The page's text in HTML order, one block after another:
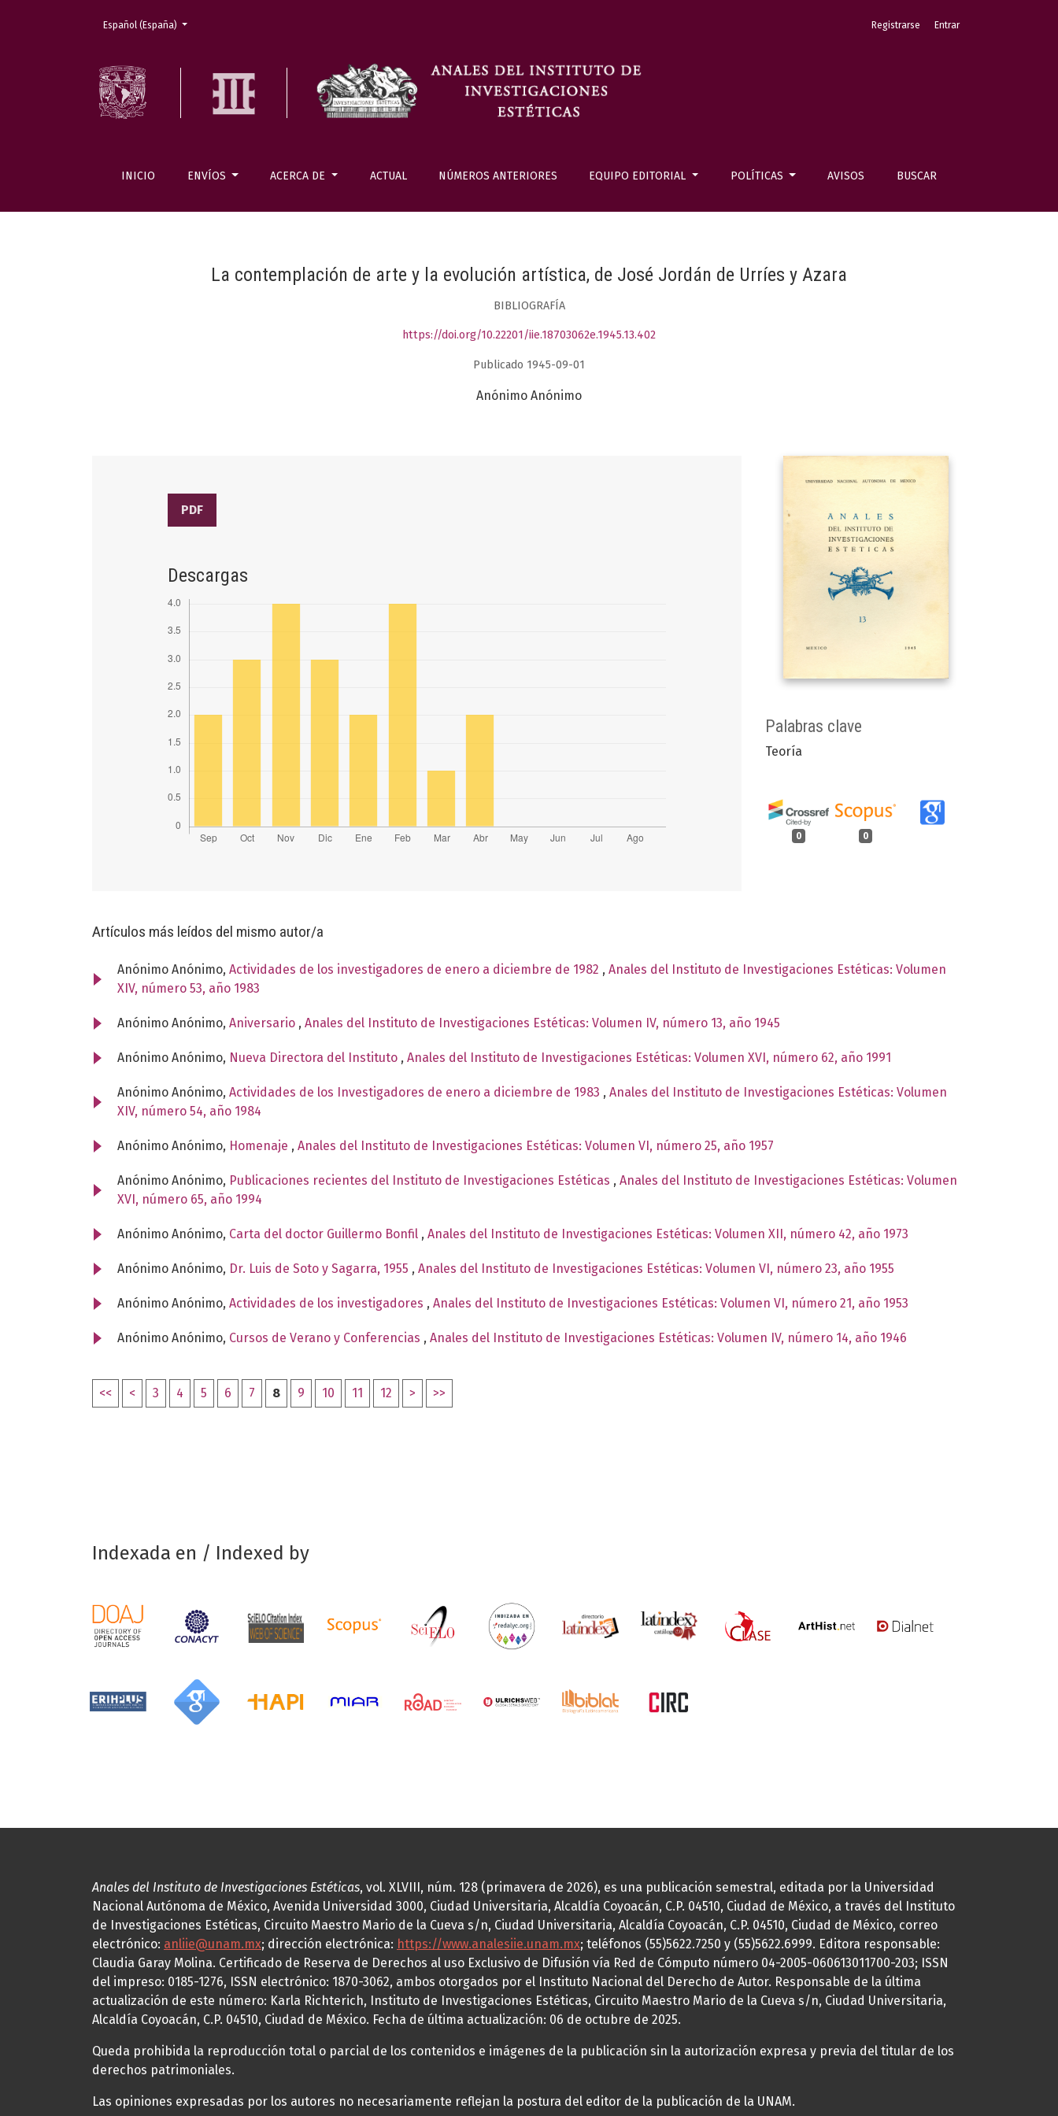
INICIO ENVÍOS ACERCA DE ACTUAL NÚMEROS ANTERIORES EQUIPO EDITORIAL POLÍTICAS AVISOS BUSCAR
Registrarse Entrar
Cambiar el idioma. El actual es:
Español (España)
La contemplación de arte y la evolución artística, de José Jordán de Urríes y Azara
BIBLIOGRAFÍA
https://doi.org/10.22201/iie.18703062e.1945.13.402
Publicado 1945-09-01
Anónimo Anónimo
Palabras clave
Teoría
0 0
PDF
Descargas
Artículos más leídos del mismo autor/a
Anónimo Anónimo, Actividades de los investigadores de enero a diciembre de 1982 , Anales del Instituto de Investigaciones Estéticas: Volumen
XIV, número 53, año 1983
Anónimo Anónimo, Aniversario , Anales del Instituto de Investigaciones Estéticas: Volumen IV, número 13, año 1945
Anónimo Anónimo, Nueva Directora del Instituto , Anales del Instituto de Investigaciones Estéticas: Volumen XVI, número 62, año 1991
Anónimo Anónimo, Actividades de los Investigadores de enero a diciembre de 1983 , Anales del Instituto de Investigaciones Estéticas: Volumen
XIV, número 54, año 1984
Anónimo Anónimo, Homenaje , Anales del Instituto de Investigaciones Estéticas: Volumen VI, número 25, año 1957
Anónimo Anónimo, Publicaciones recientes del Instituto de Investigaciones Estéticas , Anales del Instituto de Investigaciones Estéticas: Volumen
XVI, número 65, año 1994
Anónimo Anónimo, Carta del doctor Guillermo Bonfil , Anales del Instituto de Investigaciones Estéticas: Volumen XII, número 42, año 1973
Anónimo Anónimo, Dr. Luis de Soto y Sagarra, 1955 , Anales del Instituto de Investigaciones Estéticas: Volumen VI, número 23, año 1955
Anónimo Anónimo, Actividades de los investigadores , Anales del Instituto de Investigaciones Estéticas: Volumen VI, número 21, año 1953
Anónimo Anónimo, Cursos de Verano y Conferencias , Anales del Instituto de Investigaciones Estéticas: Volumen IV, número 14, año 1946
<< < 3 4 5 6 7 8 9 10 11 12 > >>
Indexada en / Indexed by
Anales del Instituto de Investigaciones Estéticas, vol. XLVIII, núm. 128 (primavera de 2026), es una publicación semestral, editada por la Universidad
Nacional Autónoma de México, Avenida Universidad 3000, Ciudad Universitaria, Alcaldía Coyoacán, C.P. 04510, Ciudad de México, a través del Instituto
de Investigaciones Estéticas, Circuito Maestro Mario de la Cueva s/n, Ciudad Universitaria, Alcaldía Coyoacán, C.P. 04510, Ciudad de México, correo
electrónico: anliie@unam.mx; dirección electrónica: https://www.analesiie.unam.mx; teléfonos (55)5622.7250 y (55)5622.6999. Editora responsable:
Claudia Garay Molina. Certificado de Reserva de Derechos al uso Exclusivo de Difusión vía Red de Cómputo número 04-2005-060613011700-203; ISSN
del impreso: 0185-1276, ISSN electrónico: 1870-3062, ambos otorgados por el Instituto Nacional del Derecho de Autor. Responsable de la última
actualización de este número: Karla Richterich, Instituto de Investigaciones Estéticas, Circuito Maestro Mario de la Cueva s/n, Ciudad Universitaria,
Alcaldía Coyoacán, C.P. 04510, Ciudad de México. Fecha de última actualización: 06 de octubre de 2025.
Queda prohibida la reproducción total o parcial de los contenidos e imágenes de la publicación sin la autorización expresa y previa del titular de los
derechos patrimoniales.
Las opiniones expresadas por los autores no necesariamente reflejan la postura del editor de la publicación de la UNAM.